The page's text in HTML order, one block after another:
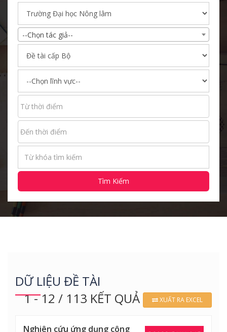
--Chọn tác giả--
Tìm Kiếm
DỮ LIỆU ĐỀ TÀI
1 - 12 / 113 KẾT QUẢ
XUẤT RA EXCEL
Nghiên cứu ứng dụng công